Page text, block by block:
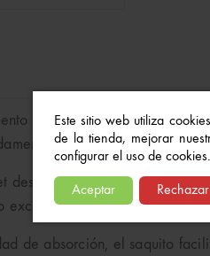
Este sitio web utiliza
de la tienda, mejorar
configurar el uso de cookies.
Aceptar Rechazar
perfecto para los días de
y una gorra con
destaca por su estilo
excursiones.
de absorción, el saquito